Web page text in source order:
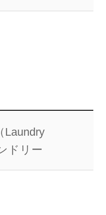
Laundry
ドリー